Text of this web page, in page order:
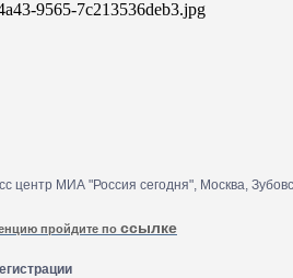
центр МИА "Россия сегодня", Москва,
пройдите по ссылке